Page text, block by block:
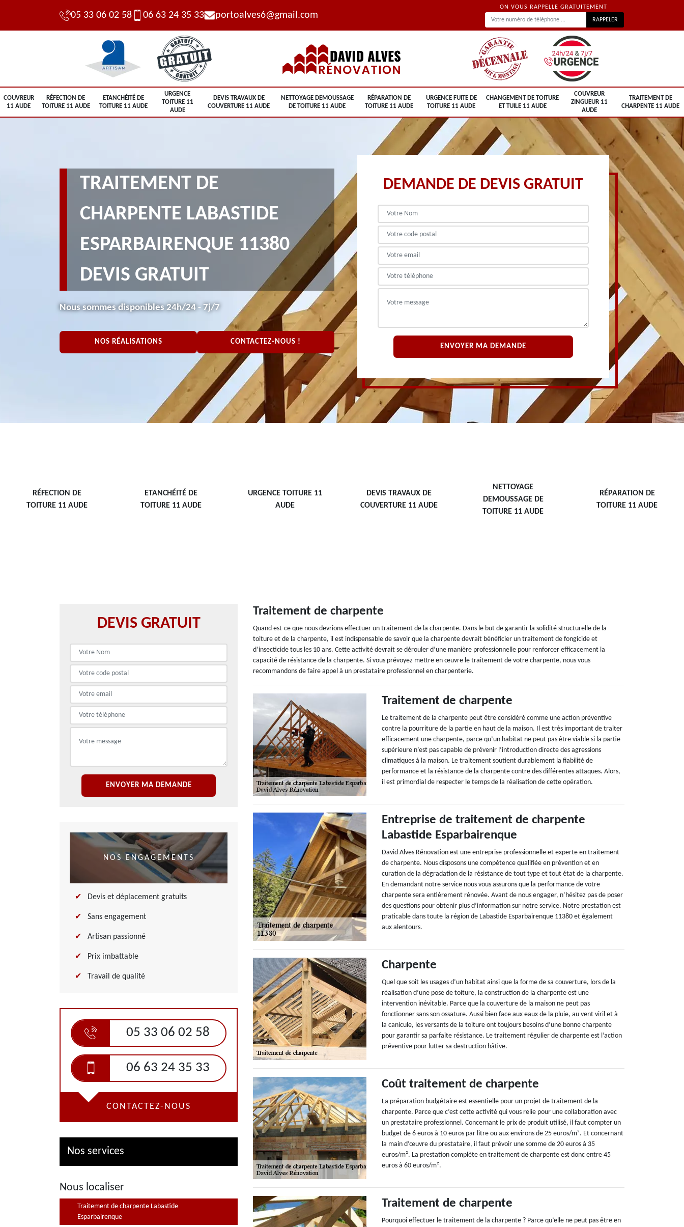
05 33 06 02 58 06 63 24 35 33 portoalves6@gmail.com
ON VOUS RAPPELLE GRATUITEMENT
COUVREUR
11 AUDE
RÉFECTION DE
TOITURE 11 AUDE
ETANCHÉITÉ DE
TOITURE 11 AUDE
URGENCE
TOITURE 11
AUDE
DEVIS TRAVAUX DE
COUVERTURE 11 AUDE
NETTOYAGE DEMOUSSAGE
DE TOITURE 11 AUDE
RÉPARATION DE
TOITURE 11 AUDE
URGENCE FUITE DE
TOITURE 11 AUDE
CHANGEMENT DE TOITURE
ET TUILE 11 AUDE
COUVREUR
ZINGUEUR 11
AUDE
TRAITEMENT DE
CHARPENTE 11 AUDE
TRAITEMENT DE
CHARPENTE LABASTIDE
ESPARBAIRENQUE 11380
DEVIS GRATUIT
Nous sommes disponibles 24h/24 - 7j/7
NOS RÉALISATIONS CONTACTEZ-NOUS !
DEMANDE DE DEVIS GRATUIT
RÉFECTION DE
TOITURE 11 AUDE
ETANCHÉITÉ DE
TOITURE 11 AUDE
URGENCE TOITURE 11
AUDE
DEVIS TRAVAUX DE
COUVERTURE 11 AUDE
NETTOYAGE
DEMOUSSAGE DE
TOITURE 11 AUDE
RÉPARATION DE
TOITURE 11 AUDE
DEVIS GRATUIT
NOS ENGAGEMENTS
Devis et déplacement gratuits
Sans engagement
Artisan passionné
Prix imbattable
Travail de qualité
05 33 06 02 58
06 63 24 35 33
CONTACTEZ-NOUS
Nos services
Nous localiser
Traitement de charpente Labastide
Esparbairenque
Traitement de charpente
Quand est-ce que nous devrions effectuer un traitement de la charpente. Dans le but de garantir la solidité structurelle de la
toiture et de la charpente, il est indispensable de savoir que la charpente devrait bénéficier un traitement de fongicide et
d’insecticide tous les 10 ans. Cette activité devrait se dérouler d’une manière professionnelle pour renforcer efficacement la
capacité de résistance de la charpente. Si vous prévoyez mettre en œuvre le traitement de votre charpente, nous vous
recommandons de faire appel à un prestataire professionnel en charpenterie.
Traitement de charpente
Le traitement de la charpente peut être considéré comme une action préventive
contre la pourriture de la partie en haut de la maison. Il est très important de traiter
efficacement une charpente, parce qu’un habitat ne peut pas être viable si la partie
supérieure n’est pas capable de prévenir l’introduction directe des agressions
climatiques à la maison. Le traitement soutient durablement la fiabilité de
performance et la résistance de la charpente contre des différentes attaques. Alors,
il est primordial de respecter le temps de la réalisation de cette opération.
Entreprise de traitement de charpente
Labastide Esparbairenque
David Alves Rénovation est une entreprise professionnelle et experte en traitement
de charpente. Nous disposons une compétence qualifiée en prévention et en
curation de la dégradation de la résistance de tout type et tout état de la charpente.
En demandant notre service nous vous assurons que la performance de votre
charpente sera entièrement rénovée. Avant de nous engager, n’hésitez pas de poser
des questions pour obtenir plus d’information sur notre service. Notre prestation est
praticable dans toute la région de Labastide Esparbairenque 11380 et également
aux alentours.
Charpente
Quel que soit les usages d’un habitat ainsi que la forme de sa couverture, lors de la
réalisation d’une pose de toiture, la construction de la charpente est une
intervention inévitable. Parce que la couverture de la maison ne peut pas
fonctionner sans son ossature. Aussi bien face aux eaux de la pluie, au vent viril et à
la canicule, les versants de la toiture ont toujours besoins d’une bonne charpente
pour garantir sa parfaite résistance. Le traitement régulier de charpente est l’action
préventive pour lutter sa destruction hâtive.
Coût traitement de charpente
La préparation budgétaire est essentielle pour un projet de traitement de la
charpente. Parce que c’est cette activité qui vous relie pour une collaboration avec
un prestataire professionnel. Concernant le prix de produit utilisé, il faut compter un
budget de 6 euros à 10 euros par litre ou aux environs de 25 euros/m². Et concernant
la main d’œuvre du prestataire, il faut prévoir une somme de 20 euros à 35
euros/m². La prestation complète en traitement de charpente est donc entre 45
euros à 60 euros/m².
Traitement de charpente
Pourquoi effectuer le traitement de la charpente ? Parce qu’elle ne peut pas être en